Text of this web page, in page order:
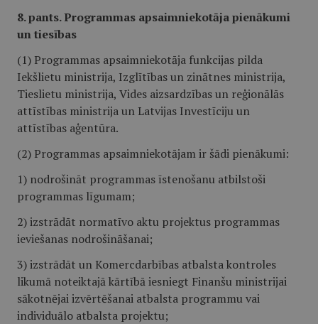
8. pants. Programmas apsaimniekotāja pienākumi
un tiesības
(1) Programmas apsaimniekotāja funkcijas pilda
Iekšlietu ministrija, Izglītības un zinātnes ministrija,
Tieslietu ministrija, Vides aizsardzības un reģionālās
attīstības ministrija un Latvijas Investīciju un
attīstības aģentūra.
(2) Programmas apsaimniekotājam ir šādi pienākumi:
1) nodrošināt programmas īstenošanu atbilstoši
programmas līgumam;
2) izstrādāt normatīvo aktu projektus programmas
ieviešanas nodrošināšanai;
3) izstrādāt un Komercdarbības atbalsta kontroles
likumā noteiktajā kārtībā iesniegt Finanšu ministrijai
sākotnējai izvērtēšanai atbalsta programmu vai
individuālo atbalsta projektu;